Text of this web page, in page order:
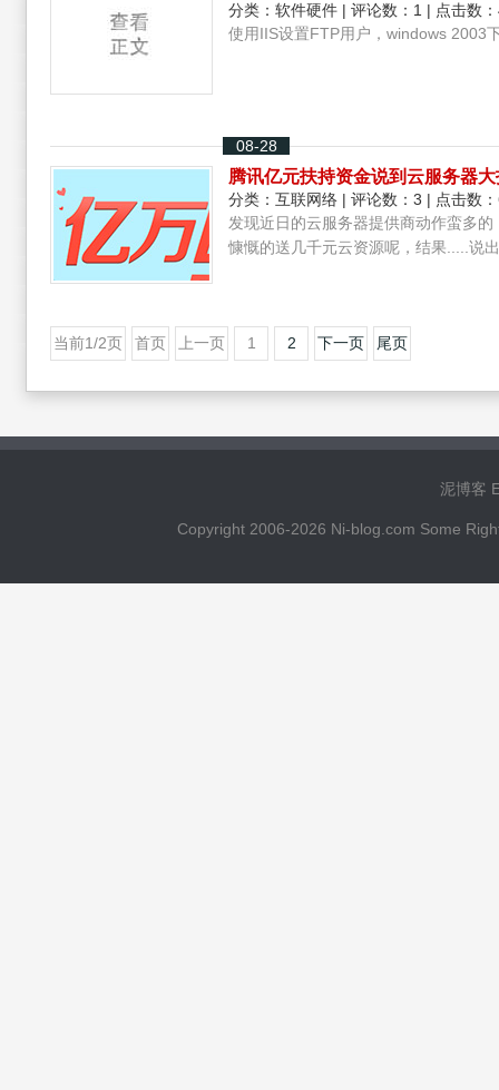
分类： 软件硬件 | 评论数：1 | 点击数
使用IIS设置FTP用户，windows 2003
08-28
腾讯亿元扶持资金说到云服务器
分类： 互联网络 | 评论数：3 | 点击数
发现近日的云服务器提供商动作蛮多
慷慨的送几千元云资源呢，结果.....说
当前1/2页 首页 上一页 1 2 下一页 尾页
泥博客
Copyright 2006-2026 Ni-blog.com Some